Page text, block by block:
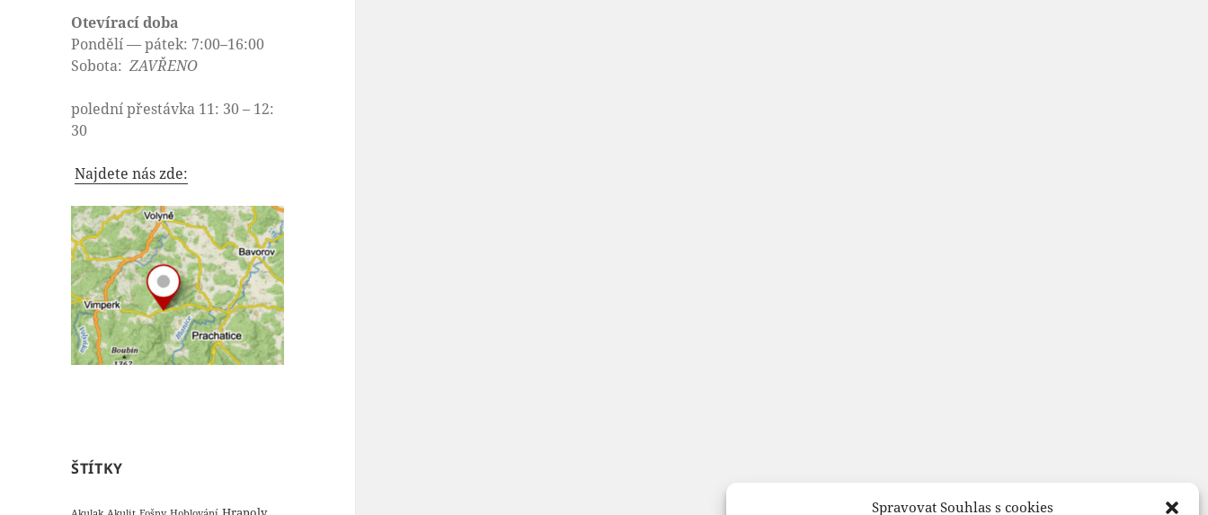
Spravovat Souhlas s cookies
Otevírací doba
Pondělí — pátek: 7:00–16:00
Sobota:ZAVŘENO
polední přestávka 11: 30 – 12:
30
Najdete nás zde:
ŠTÍTKY